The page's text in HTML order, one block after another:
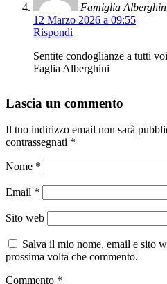
Famiglia
12 Marzo 2026 a 09:55
Rispondi
Sentite condoglianze a tutti
Faglia Alberghini
Lascia un commento
Il tuo indirizzo email non sarà
contrassegnati *
Nome *
Email *
Sito web
Salva il mio nome, email e sito
prossima volta che commento.
Commento *